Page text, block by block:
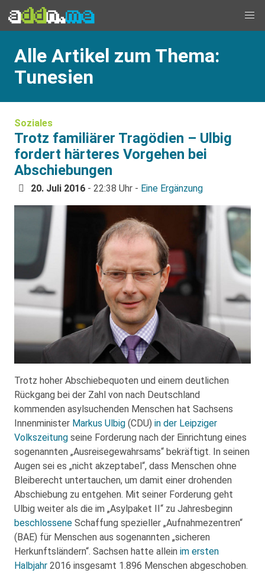
Alle Artikel zum Thema:
Tunesien
Soziales
Trotz familiärer Tragödien – Ulbig
fordert härteres Vorgehen bei
Abschiebungen
20. Juli 2016 - 22:38 Uhr - Eine Ergänzung
Trotz hoher Abschiebequoten und einem deutlichen
Rückgang bei der Zahl von nach Deutschland
kommenden asylsuchenden Menschen hat Sachsens
Innenminister Markus Ulbig (CDU) in der Leipziger
Volkszeitung seine Forderung nach der Einrichtung eines
sogenannten „Ausreisegewahrsams“ bekräftigt. In seinen
Augen sei es „nicht akzeptabel“, dass Menschen ohne
Bleiberecht untertauchen, um damit einer drohenden
Abschiebung zu entgehen. Mit seiner Forderung geht
Ulbig weiter als die im „Asylpaket II“ zu Jahresbeginn
beschlossene Schaffung spezieller „Aufnahmezentren“
(BAE) für Menschen aus sogenannten „sicheren
Herkunftsländern“. Sachsen hatte allein im ersten
Halbjahr 2016 insgesamt 1.896 Menschen abgeschoben.